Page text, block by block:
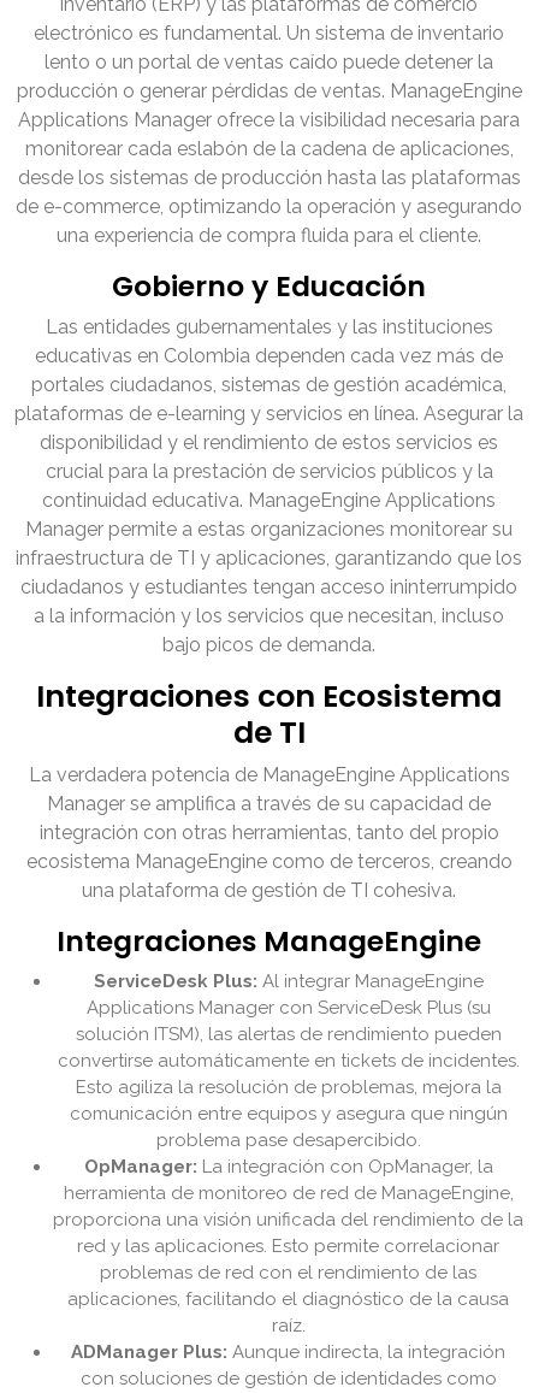
electrónico es fundamental. Un sistema de inventario
lento o un portal de ventas caído puede detener la
producción o generar pérdidas de ventas. ManageEngine
Applications Manager ofrece la visibilidad necesaria para
monitorear cada eslabón de la cadena de aplicaciones,
desde los sistemas de producción hasta las plataformas
de e-commerce, optimizando la operación y asegurando
una experiencia de compra fluida para el cliente.
Gobierno y Educación
Las entidades gubernamentales y las instituciones
educativas en Colombia dependen cada vez más de
portales ciudadanos, sistemas de gestión académica,
plataformas de e-learning y servicios en línea. Asegurar la
disponibilidad y el rendimiento de estos servicios es
crucial para la prestación de servicios públicos y la
continuidad educativa. ManageEngine Applications
Manager permite a estas organizaciones monitorear su
infraestructura de TI y aplicaciones, garantizando que los
ciudadanos y estudiantes tengan acceso ininterrumpido
a la información y los servicios que necesitan, incluso
bajo picos de demanda.
Integraciones con Ecosistema
de TI
La verdadera potencia de ManageEngine Applications
Manager se amplifica a través de su capacidad de
integración con otras herramientas, tanto del propio
ecosistema ManageEngine como de terceros, creando
una plataforma de gestión de TI cohesiva.
Integraciones ManageEngine
ServiceDesk Plus: Al integrar ManageEngine
Applications Manager con ServiceDesk Plus (su
solución ITSM), las alertas de rendimiento pueden
convertirse automáticamente en tickets de incidentes.
Esto agiliza la resolución de problemas, mejora la
comunicación entre equipos y asegura que ningún
problema pase desapercibido.
OpManager: La integración con OpManager, la
herramienta de monitoreo de red de ManageEngine,
proporciona una visión unificada del rendimiento de la
red y las aplicaciones. Esto permite correlacionar
problemas de red con el rendimiento de las
aplicaciones, facilitando el diagnóstico de la causa
raíz.
ADManager Plus: Aunque indirecta, la integración
con soluciones de gestión de identidades como